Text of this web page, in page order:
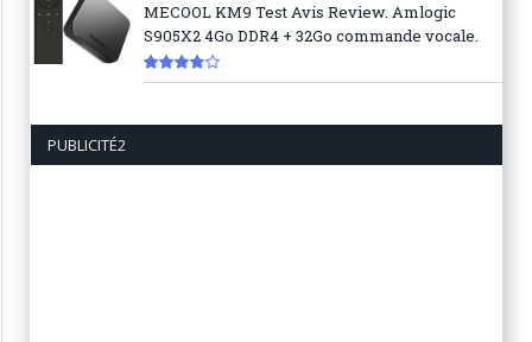
MECOOL KM9 Test Avis Review. Amlogic
S905X2 4Go DDR4 + 32Go commande vocale.
PUBLICITÉ2